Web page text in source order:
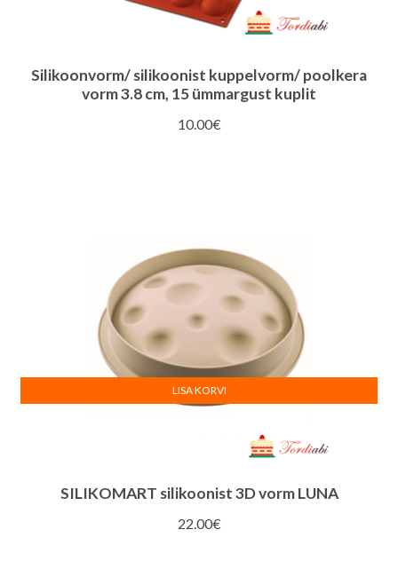
Silikoonvorm/ silikoonist kuppelvorm/ poolkera
vorm 3.8 cm, 15 ümmargust kuplit
10.00€
SILIKOMART silikoonist 3D vorm LUNA
22.00€
LISA KORVI